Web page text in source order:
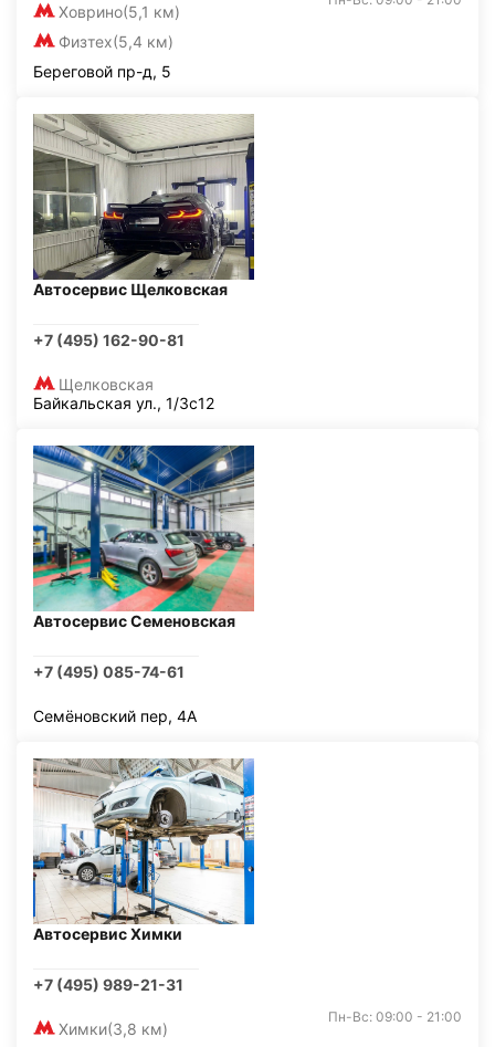
Ховрино(5,1 км)
Физтех(5,4 км)
Береговой пр-д, 5
Автосервис Щелковская
+7 (495) 162-90-81
Щелковская
Байкальская ул., 1/3с12
Автосервис Семеновская
+7 (495) 085-74-61
Семёновский пер, 4А
Автосервис Химки
+7 (495) 989-21-31
Химки(3,8 км)
Пн-Вс: 09:00 - 21:00